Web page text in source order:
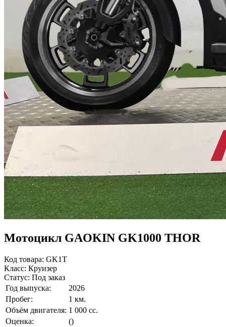
Мотоцикл GAOKIN GK1000 THOR
Код товара: GK1T
Класс: Круизер
Статус: Под заказ
Год выпуска:
2026
Пробег:
1 км.
Объём двигателя: 1 000 сс.
Оценка:
()